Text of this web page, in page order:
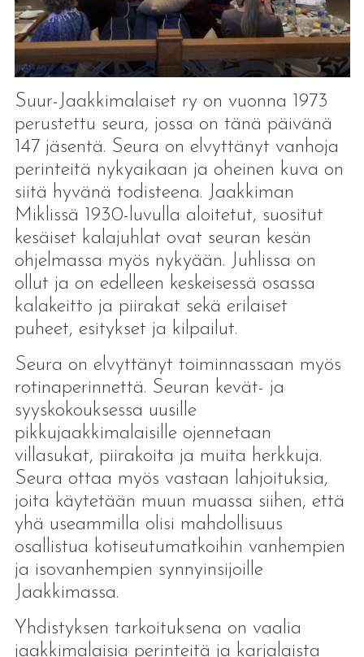
Suur-Jaakkimalaiset ry on vuonna 1973
perustettu seura, jossa on tänä päivänä
147 jäsentä. Seura on elvyttänyt vanhoja
perinteitä nykyaikaan ja oheinen kuva on
siitä hyvänä todisteena. Jaakkiman
Miklissä 1930-luvulla aloitetut, suositut
kesäiset kalajuhlat ovat seuran kesän
ohjelmassa myös nykyään. Juhlissa on
ollut ja on edelleen keskeisessä osassa
kalakeitto ja piirakat sekä erilaiset
puheet, esitykset ja kilpailut.
Seura on elvyttänyt toiminnassaan myös
rotinaperinnettä. Seuran kevät- ja
syyskokouksessa uusille
pikkujaakkimalaisille ojennetaan
villasukat, piirakoita ja muita herkkuja.
Seura ottaa myös vastaan lahjoituksia,
joita käytetään muun muassa siihen, että
yhä useammilla olisi mahdollisuus
osallistua kotiseutumatkoihin vanhempien
ja isovanhempien synnyinsijoille
Jaakkimassa.
Yhdistyksen tarkoituksena on vaalia
jaakkimalaisia perinteitä ja karjalaista